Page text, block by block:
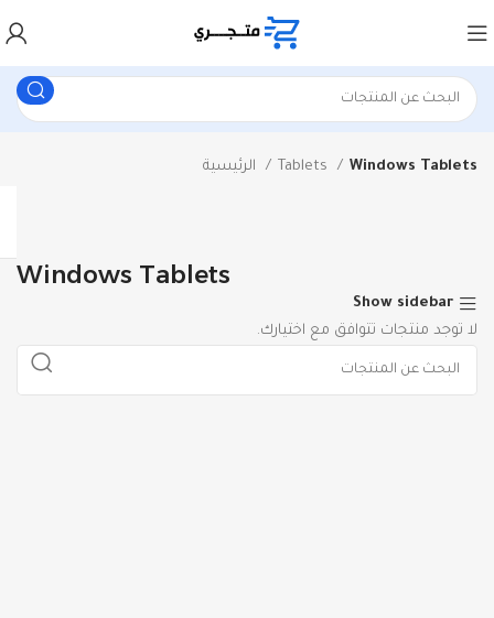
Tablets Windows Tablets
Windows Tablets
Show sidebar
لا توجد منتجات تتوافق مع اختيارك.